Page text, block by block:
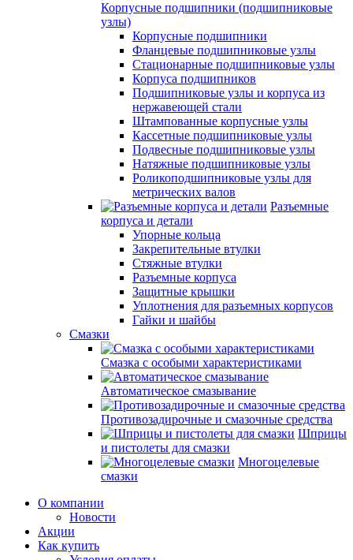
Корпусные подшипники (подшипниковые
узлы)
Корпусные подшипники
Фланцевые подшипниковые узлы
Стационарные подшипниковые узлы
Корпуса подшипников
Подшипниковые узлы и корпуса из
нержавеющей стали
Штампованные корпусные узлы
Кассетные подшипниковые узлы
Подвесные подшипниковые узлы
Натяжные подшипниковые узлы
Роликоподшипниковые узлы для
метрических валов
Разъемные
корпуса и детали
Упорные кольца
Закрепительные втулки
Стяжные втулки
Разъемные корпуса
Защитные крышки
Уплотнения для разъемных корпусов
Гайки и шайбы
Смазки
Смазка с особыми характеристиками
Автоматическое смазывание
Противозадирочные и смазочные средства
Шприцы
и пистолеты для смазки
Многоцелевые
смазки
О компании
Новости
Акции
Как купить